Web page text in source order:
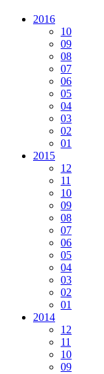
2016
10
09
08
07
06
05
04
03
02
01
2015
12
11
10
09
08
07
06
05
04
03
02
01
2014
12
11
10
09